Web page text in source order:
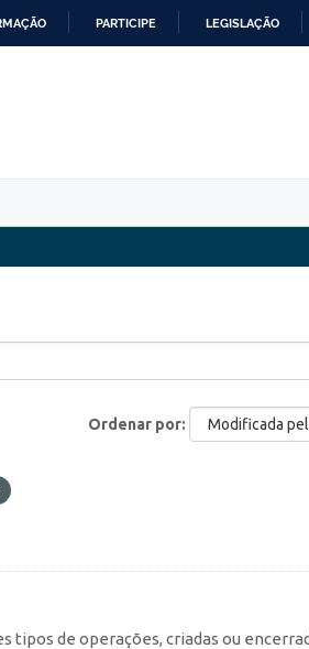
PARTICIPE LEGISLAÇÃO
Ordenar por
de operações, criadas ou